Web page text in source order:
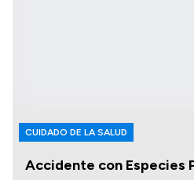
Accidente con Especies
CUIDADO DE LA SALUD